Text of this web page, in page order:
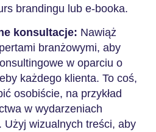
brandingu lub e-booka.
konsultacje: Nawiąż
branżowymi, aby
w oparciu o
każdego klienta. To coś,
osobiście, na przykład
w wydarzeniach
Użyj wizualnych treści, aby